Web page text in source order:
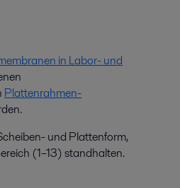
in Labor- und
Plattenrahmen-
und Plattenform,
(1–13) standhalten.